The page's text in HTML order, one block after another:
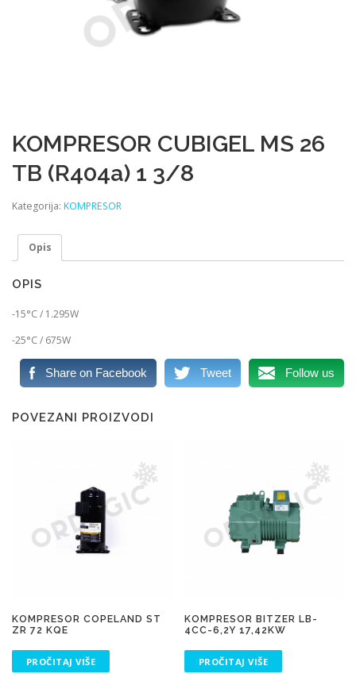
KOMPRESOR CUBIGEL MS 26
TB (R404a) 1 3/8
Kategorija: KOMPRESOR
Opis
OPIS
-15°C / 1.295W
-25°C / 675W
Share on Facebook Tweet Follow us
POVEZANI PROIZVODI
KOMPRESOR COPELAND ST
ZR 72 KQE
PROČITAJ VIŠE
KOMPRESOR BITZER LB-
4CC-6,2Y 17,42KW
PROČITAJ VIŠE